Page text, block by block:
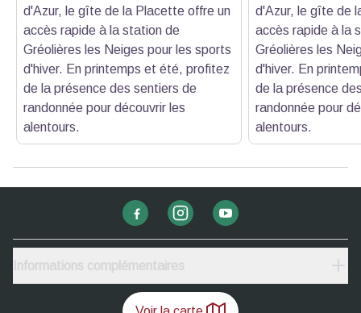
d'Azur, le gîte de la Placette offre un
accès rapide à la station de
Gréolières les Neiges pour les sports
d'hiver. En printemps et été, profitez
de la présence des sentiers de
randonnée pour découvrir les
alentours.
d'Azur, le gîte de
accès rapide à la
Gréolières les
d'hiver. En
de la présence
randonnée pour
alentours.
Informations complémentaires